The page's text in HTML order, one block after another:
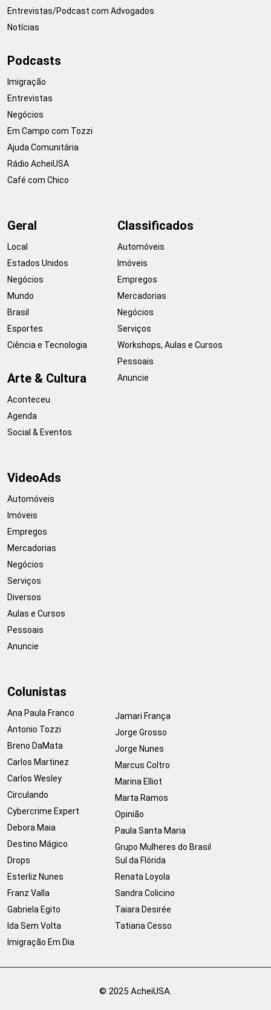
Entrevistas/Podcast com Advogados
Notícias
Podcasts
Imigração
Entrevistas
Negócios
Em Campo com Tozzi
Ajuda Comunitária
Rádio AcheiUSA
Café com Chico
Geral
Local
Estados Unidos
Negócios
Mundo
Brasil
Esportes
Ciência e Tecnologia
Arte & Cultura
Aconteceu
Agenda
Social & Eventos
Classificados
Automóveis
Imóveis
Empregos
Mercadorias
Negócios
Serviços
Workshops, Aulas e Cursos
Pessoais
Anuncie
VideoAds
Automóveis
Imóveis
Empregos
Mercadorias
Negócios
Serviços
Diversos
Aulas e Cursos
Pessoais
Anuncie
Colunistas
Ana Paula Franco
Antonio Tozzi
Breno DaMata
Carlos Martinez
Carlos Wesley
Circulando
Cybercrime Expert
Debora Maia
Destino Mágico
Drops
Esterliz Nunes
Franz Valla
Gabriela Egito
Ida Sem Volta
Imigração Em Dia
Jamari França
Jorge Grosso
Jorge Nunes
Marcus Coltro
Marina Elliot
Marta Ramos
Opinião
Paula Santa Maria
Grupo Mulheres do Brasil
Sul da Flórida
Renata Loyola
Sandra Colicino
Taiara Desirée
Tatiana Cesso
© 2025 AcheiUSA.